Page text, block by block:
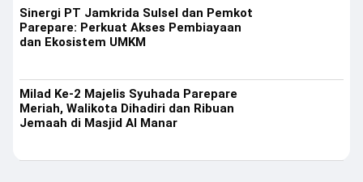
Sinergi PT Jamkrida Sulsel dan Pemkot
Parepare: Perkuat Akses Pembiayaan
dan Ekosistem UMKM
Milad Ke-2 Majelis Syuhada Parepare
Meriah, Walikota Dihadiri dan Ribuan
Jemaah di Masjid Al Manar